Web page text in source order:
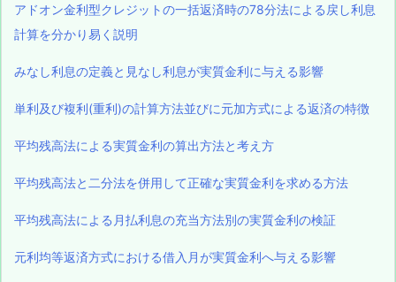
アドオン金利型クレジットの一括返済時の78分法による戻し利息
計算を分かり易く説明
みなし利息の定義と見なし利息が実質金利に与える影響
単利及び複利(重利)の計算方法並びに元加方式による返済の特徴
平均残高法による実質金利の算出方法と考え方
平均残高法と二分法を併用して正確な実質金利を求める方法
平均残高法による月払利息の充当方法別の実質金利の検証
元利均等返済方式における借入月が実質金利へ与える影響